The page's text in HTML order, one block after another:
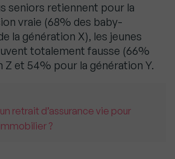
seniors retiennent pour la
vraie (68% des baby-
la génération X), les jeunes
totalement fausse (66%
Z et 54% pour la génération Y.
retrait d’assurance vie pour
?